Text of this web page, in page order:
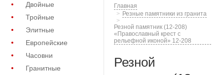
Двойные
Тройные
Элитные
Европейские
Часовни
Гранитные
Главная
Резные памятники из гранита
Резной памятник (12-208)
«Православный крест с
рельефной иконой» 12-208
Резной